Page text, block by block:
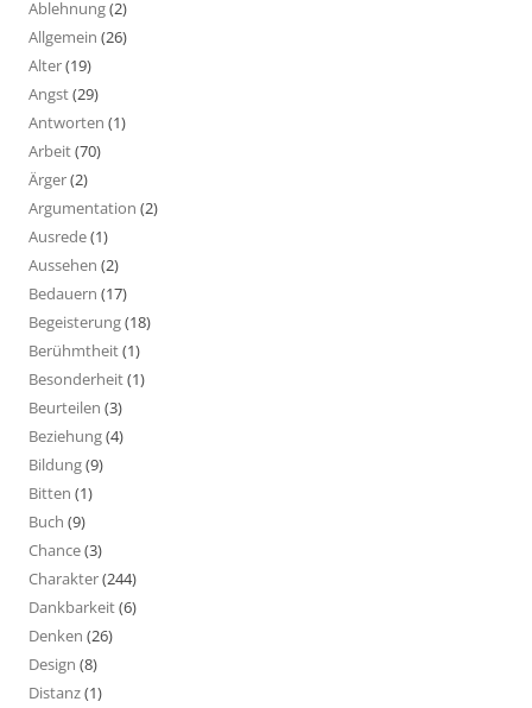
Ablehnung(2)
Allgemein (26)
Alter(19)
Angst(29)
Antworten (1)
Arbeit(70)
Ärger(2)
Argumentation (2)
Ausrede(1)
Aussehen (2)
Bedauern (17)
Begeisterung(18)
Berühmtheit(1)
Besonderheit(1)
Beurteilen (3)
Beziehung(4)
Bildung(9)
Bitten (1)
Buch (9)
Chance(3)
Charakter(244)
Dankbarkeit(6)
Denken (26)
Design (8)
Distanz(1)